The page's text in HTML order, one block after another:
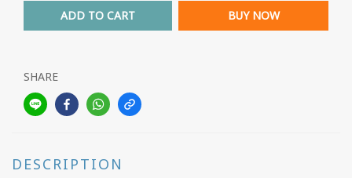
ADD TO CART BUY NOW
SHARE
DESCRIPTION